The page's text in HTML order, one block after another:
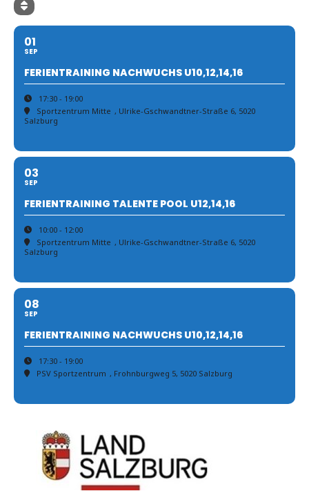
01
SEP
FERIENTRAINING NACHWUCHS U10,12,14,16
17:30 - 19:00
Sportzentrum Mitte , Ulrike-Gschwandtner-Straße 6, 5020
Salzburg
03
SEP
FERIENTRAINING TALENTE POOL U12,14,16
10:00 - 12:00
Sportzentrum Mitte , Ulrike-Gschwandtner-Straße 6, 5020
Salzburg
08
SEP
FERIENTRAINING NACHWUCHS U10,12,14,16
17:30 - 19:00
PSV Sportzentrum , Frohnburgweg 5, 5020 Salzburg